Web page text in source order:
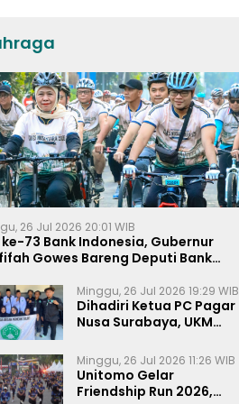
26 Jul 2026 20:01 WIB
ke-73 Bank Indonesia, Gubernur
Gowes Bareng Deputi Bank
Minggu, 26 Jul 2026 19:29 WIB
Dihadiri Ketua PC Pagar
Nusa Surabaya, UKM
Sahkan Anggota Baru
Minggu, 26 Jul 2026 11:26 WIB
Unitomo Gelar
Friendship Run 2026,